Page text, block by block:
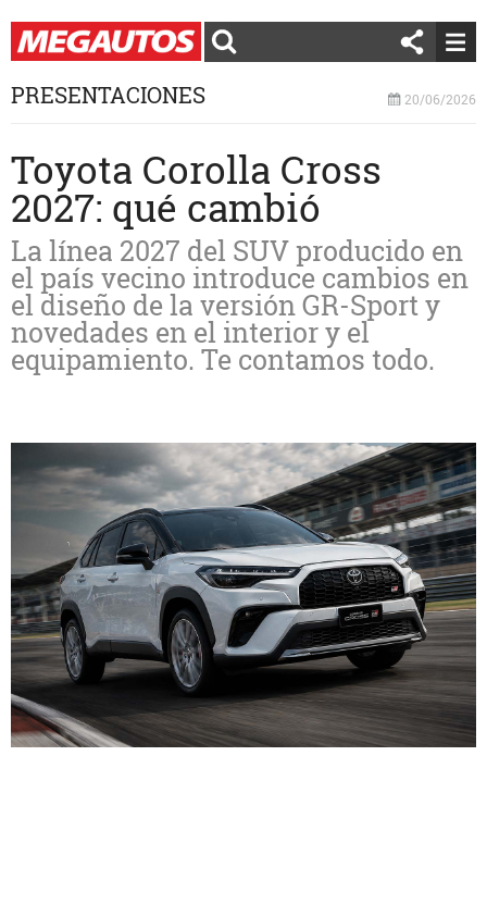
PRESENTACIONES 20/06/2026
Toyota Corolla Cross
2027: qué cambió
La línea 2027 del SUV producido en
el país vecino introduce cambios en
el diseño de la versión GR-Sport y
novedades en el interior y el
equipamiento. Te contamos todo.